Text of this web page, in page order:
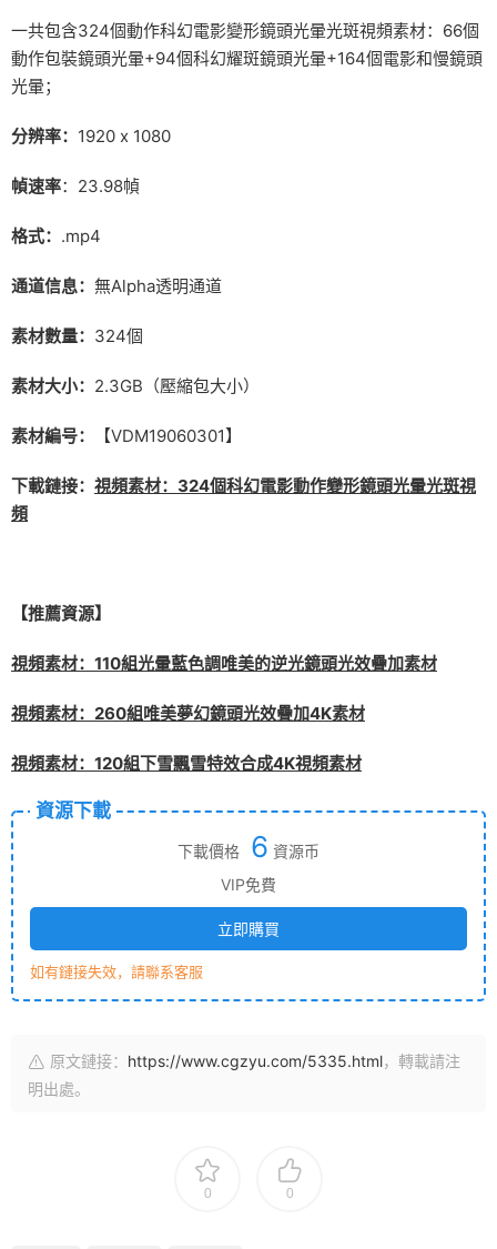
一共包含324個動作科幻電影變形鏡頭光暈光斑視頻素材：66個
動作包裝鏡頭光暈+94個科幻耀斑鏡頭光暈+164個電影和慢鏡頭
光暈；
分辨率： 1920 x 1080
幀速率：23.98幀
格式： .mp4
通道信息： 無Alpha透明通道
素材數量： 324個
素材大小： 2.3GB（壓縮包大小）
素材編号： 【VDM19060301】
下載鏈接： 視頻素材：324個科幻電影動作變形鏡頭光暈光斑視
頻
【推薦資源】
視頻素材：110組光暈藍色調唯美的逆光鏡頭光效疊加素材
視頻素材：260組唯美夢幻鏡頭光效疊加4K素材
視頻素材：120組下雪飄雪特效合成4K視頻素材
資源下載
下載價格 6 資源币
VIP免費
立即購買
如有鏈接失效，請聯系客服
原文鏈接： https://www.cgzyu.com/5335.html，轉載請注
明出處。
0 0